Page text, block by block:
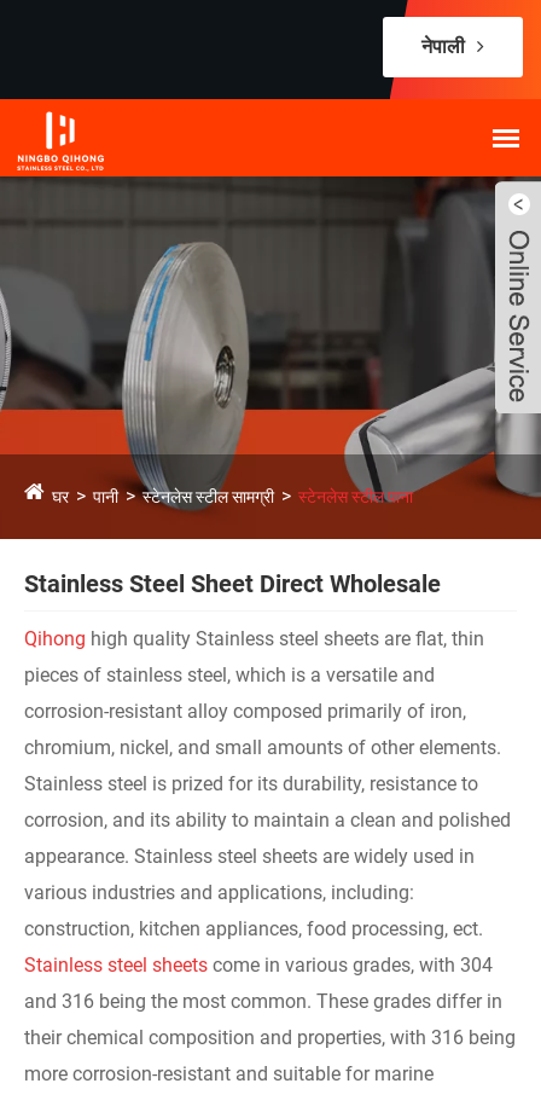
नेपाली
घर पानी स्टेनलेस स्टील सामग्री स्टेनलेस स्टील पाना
Stainless Steel Sheet Direct Wholesale
Qihong high quality Stainless steel sheets are flat, thin
pieces of stainless steel, which is a versatile and
corrosion-resistant alloy composed primarily of iron,
chromium, nickel, and small amounts of other elements.
Stainless steel is prized for its durability, resistance to
corrosion, and its ability to maintain a clean and polished
appearance. Stainless steel sheets are widely used in
various industries and applications, including:
construction, kitchen appliances, food processing, ect.
Stainless steel sheets come in various grades, with 304
and 316 being the most common. These grades differ in
their chemical composition and properties, with 316 being
more corrosion-resistant and suitable for marine